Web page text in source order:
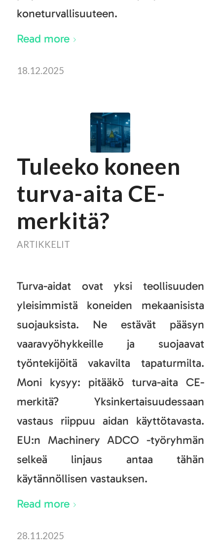
koneturvallisuuteen.
Read more
18.12.2025
Tuleeko koneen
turva-aita CE-
merkitä?
ARTIKKELIT
Turva-aidat ovat yksi teollisuuden
yleisimmistä koneiden mekaanisista
suojauksista. Ne estävät pääsyn
vaaravyöhykkeille ja suojaavat
työntekijöitä vakavilta tapaturmilta.
Moni kysyy: pitääkö turva-aita CE-
merkitä? Yksinkertaisuudessaan
vastaus riippuu aidan käyttötavasta.
EU:n Machinery ADCO -työryhmän
selkeä linjaus antaa tähän
käytännöllisen vastauksen.
Read more
28.11.2025